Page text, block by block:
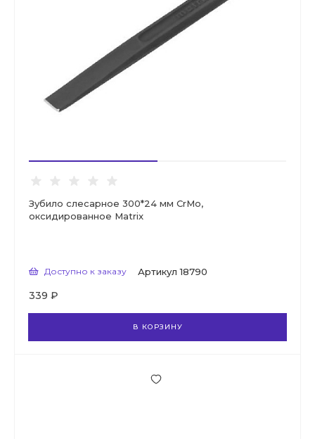
Зубило слесарное 300*24 мм CrMo,
оксидированное Matrix
Доступно к заказу Артикул 18790
339 ₽
В КОРЗИНУ